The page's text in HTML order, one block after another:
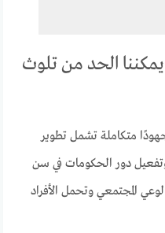
الحد من تلوث
متكاملة تشمل تطوير
وتفعيل دور الحكومات في سن
المجتمعي وتحمل الأفراد